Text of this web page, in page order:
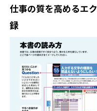
仕事の質を高めるエ
録